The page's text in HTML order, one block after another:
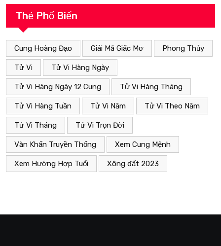
Thẻ Phổ Biến
Cung Hoàng Đạo Giải Mã Giấc Mơ Phong Thủy
Tử Vi Tử Vi Hàng Ngày
Tử Vi Hàng Ngày 12 Cung Tử Vi Hàng Tháng
Tử Vi Hàng Tuần Tử Vi Năm Tử Vi Theo Năm
Tử Vi Tháng Tử Vi Trọn Đời
Văn Khấn Truyền Thống Xem Cung Mệnh
Xem Hướng Hợp Tuổi Xông đất 2023